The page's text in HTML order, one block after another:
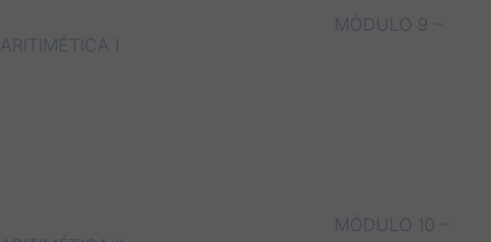
MÓDULO 9 –
ARITIMÉTICA I
MÓDULO 10 –